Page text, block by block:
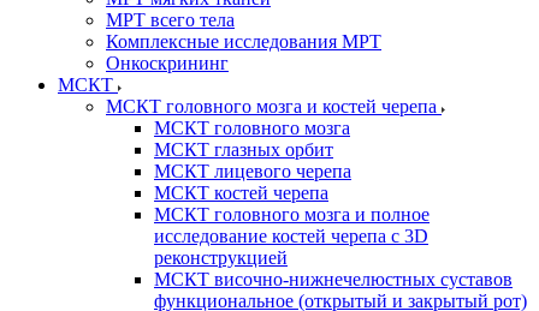
МРТ всего тела
Комплексные исследования МРТ
Онкоскрининг
МСКТ
МСКТ головного мозга и костей черепа
МСКТ головного мозга
МСКТ глазных орбит
МСКТ лицевого черепа
МСКТ костей черепа
МСКТ головного мозга и полное
исследование костей черепа с 3D
реконструкцией
МСКТ височно-нижнечелюстных суставов
функциональное (открытый и закрытый рот)